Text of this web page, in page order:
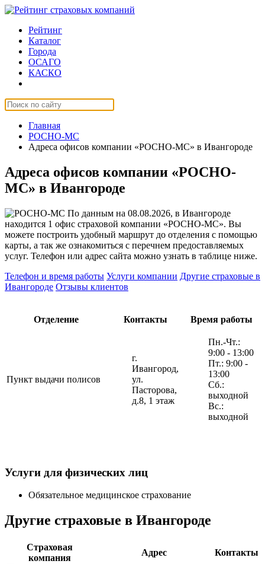
Рейтинг
Каталог
Города
ОСАГО
КАСКО
Главная
РОСНО-МС
Адреса офисов компании «РОСНО-МС» в Ивангороде
Адреса офисов компании «РОСНО-
МС» в Ивангороде
По данным на 08.08.2026, в Ивангороде
находится 1 офис страховой компании «РОСНО-МС». Вы
можете построить удобный маршрут до отделения с помощью
карты, а так же ознакомиться с перечнем предоставляемых
услуг. Телефон или адрес сайта можно узнать в таблице ниже.
Телефон и время работы Услуги компании Другие страховые в
Ивангороде Отзывы клиентов
Отделение Контакты Время работы
Пункт выдачи полисов
г.
Ивангород,
ул.
Пасторова,
д.8, 1 этаж
Пн.-Чт.:
9:00 - 13:00
Пт.: 9:00 -
13:00
Сб.:
выходной
Вс.:
выходной
Услуги для физических лиц
Обязательное медицинское страхование
Другие страховые в Ивангороде
Страховая
компания
Адрес Контакты